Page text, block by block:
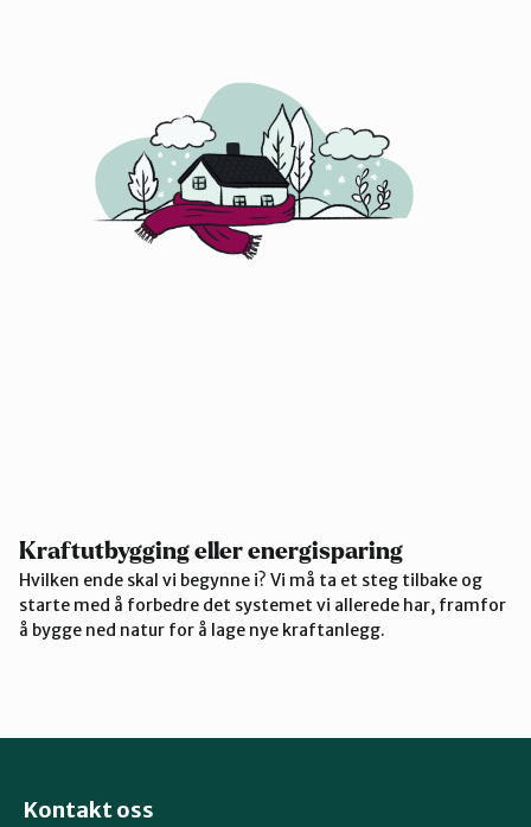
Kraftutbygging eller energisparing
Hvilken ende skal vi begynne i? Vi må ta et steg tilbake og
starte med å forbedre det systemet vi allerede har, framfor
å bygge ned natur for å lage nye kraftanlegg.
Kontakt oss